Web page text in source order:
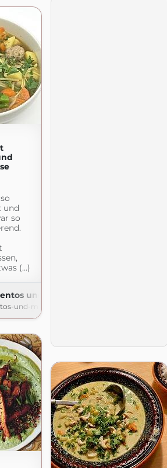
und
so
(...)
und mehr
und-mehr.blogspot.com